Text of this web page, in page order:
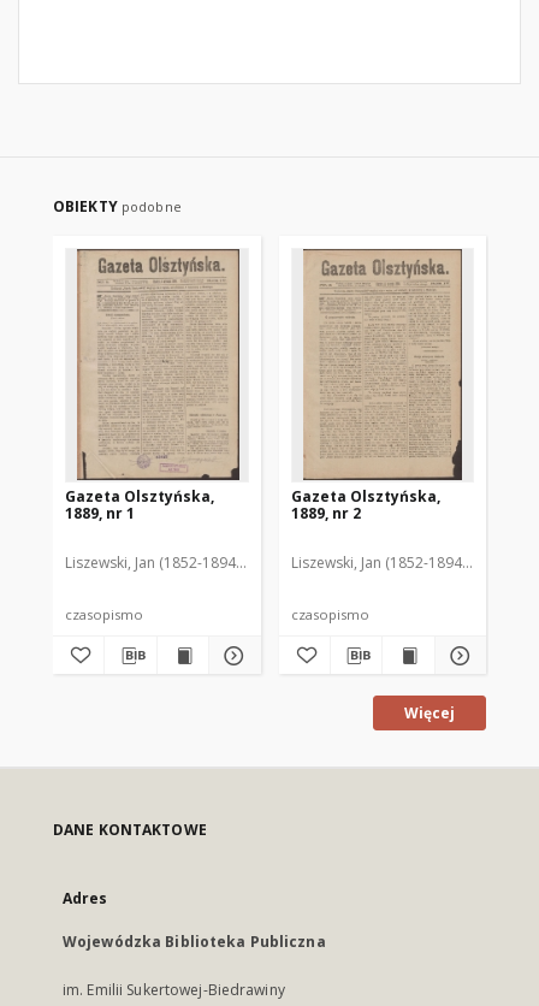
OBIEKTY podobne
Gazeta Olsztyńska,
1889, nr 1
Liszewski, Jan (1852-1894). Red.
czasopismo
Gazeta Olsztyńska,
1889, nr 2
Liszewski, Jan (1852-1894). Red.
czasopismo
Więcej
DANE KONTAKTOWE
Adres
Wojewódzka Biblioteka Publiczna
im. Emilii Sukertowej-Biedrawiny